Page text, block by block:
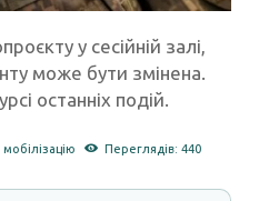
у сесійній залі,
може бути змінена.
останніх подій.
Переглядів: 440